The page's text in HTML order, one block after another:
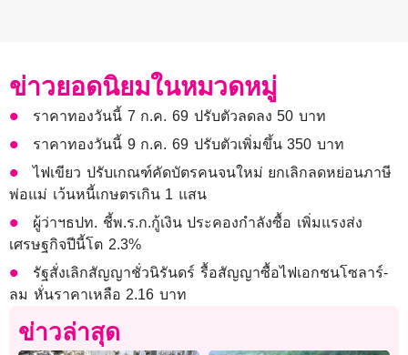
ข่าวยอดนิยมในหมวดหมู่
ราคาทองวันนี้ 7 ก.ค. 69 ปรับตัวลดลง 50 บาท
ราคาทองวันนี้ 9 ก.ค. 69 ปรับตัวเพิ่มขึ้น 350 บาท
ไฟเขียว ปรับเกณฑ์คัดบัตรคนจนใหม่ ยกเลิกลดหย่อนภาษี
พ่อแม่ เว้นหนี้เกษตรเกิน 1 แสน
ผู้ว่าฯธปท. ชี้พ.ร.ก.กู้เงิน ประคองกำลังซื้อ เพิ่มแรงส่ง
เศรษฐกิจปีนี้โต 2.3%
รัฐสั่งเลิกสัญญาชั่วนิรันดร์ รื้อสัญญาซื้อไฟเอกชนโซลาร์-
ลม หั่นราคาเหลือ 2.16 บาท
ข่าวล่าสุด